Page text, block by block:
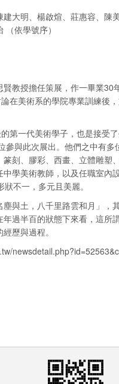
大明、楊啟煊、莊惠容、陳
依學號序）
教授擔任策展，作一畢業30
在美術系的學院專業訓練後
第一代美術學子，也是接受
與此次展出。他們之中有多
刻、膠彩、西畫、立體雕塑
學美術教師，以及任職室內
不一，多元且美麗。
與土，八千里路雲和月」，
過半百的狀態下來看，這所
歷與過程。